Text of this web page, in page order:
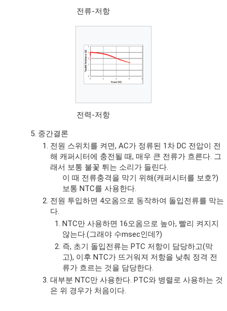
전류-저항
전력-저항
중간결론
전원 스위치를 켜면, AC가 정류된 1차 DC 전압이 전
해 캐퍼시터에 충전될 때, 매우 큰 전류가 흐른다. 그
래서 보통 불꽃 튀는 소리가 들린다.
이 때 전류충격을 막기 위해(캐퍼시터를 보호?)
보통 NTC를 사용한다.
전원 투입하면 4오옴으로 동작하여 돌입전류를 막는
다.
NTC만 사용하면 16오옴으로 높아, 빨리 켜지지
않는다.(그래야 수msec인데?)
즉, 초기 돌입전류는 PTC 저항이 담당하고(막
고), 이후 NTC가 뜨거워져 저항을 낮춰 정격 전
류가 흐르는 것을 담당한다.
대부분 NTC만 사용한다. PTC와 병렬로 사용하는 것
은 위 경우가 처음이다.